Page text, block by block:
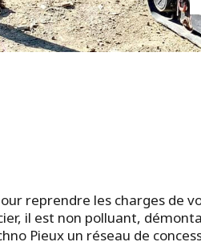
reprendre les charges
il est non polluant,
Pieux un réseau de